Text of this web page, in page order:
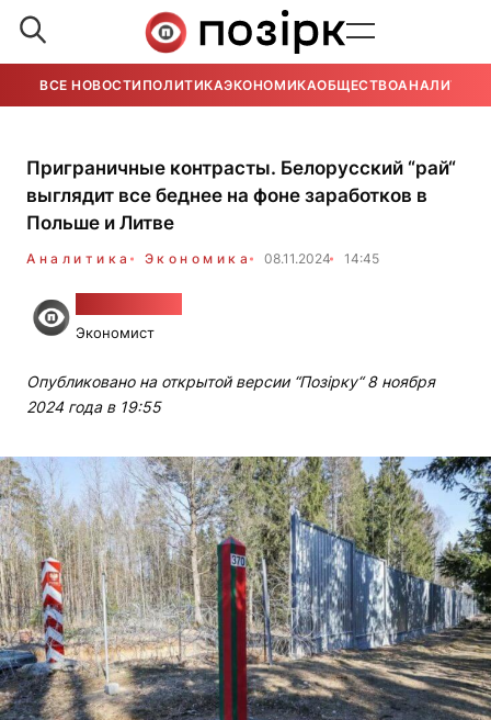
ВСЕ НОВОСТИ ПОЛИТИКАЭКОНОМИКАОБЩЕСТВОАНАЛИТИКА
Приграничные контрасты. Белорусский “рай“
выглядит все беднее на фоне заработков в
Польше и Литве
Аналитика Экономика 08.11.2024 14:45
Экономист
Опубликовано на открытой версии “Позірку“ 8 ноября
2024 года в 19:55